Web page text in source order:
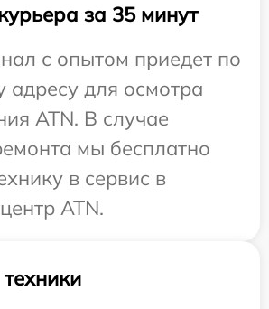
за 35 минут
с опытом приедет по
адресу для осмотра
ATN. В случае
мы бесплатно
в сервис в
ATN.